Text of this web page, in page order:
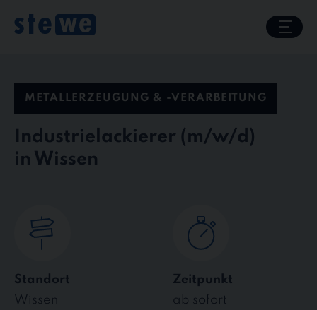
content
METALLERZEUGUNG & -VERARBEITUNG
Industrielackierer
in Wissen
Standort
Wissen
Zeitpunkt
ab sofort